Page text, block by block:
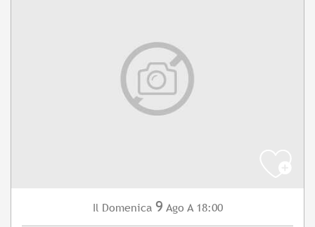
Il Domenica 9 Ago A 18:00